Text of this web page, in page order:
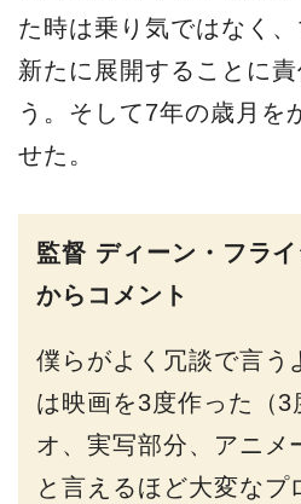
た時は乗り気ではなく
新たに展開することに
う。そして7年の歳月を
せた。
監督 ディーン・フラ
からコメント
僕らがよく冗談で言う
は映画を3度作った（3
オ、実写部分、アニメ
と言えるほど大変なプ